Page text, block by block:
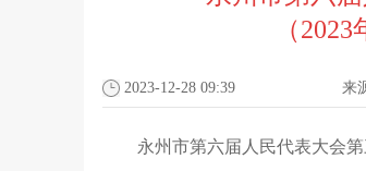
（
2023-12-28 09:39 来
永州市第六届人民代表大会